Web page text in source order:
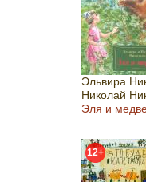
Эльвира
Николай
Эля и
12+